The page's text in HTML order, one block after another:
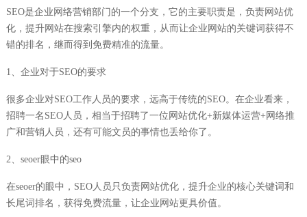
SEO是企业网络营销部门的一个分支，它的主要职责是，负责网站优
化，提升网站在搜索引擎内的权重，从而让企业网站的关键词获得不
错的排名，继而得到免费精准的流量。
1、企业对于SEO的要求
很多企业对SEO工作人员的要求，远高于传统的SEO。在企业看来，
招聘一名SEO人员，相当于招聘了一位网站优化+新媒体运营+网络推
广和营销人员，还有可能文员的事情也丢给你了。
2、seoer眼中的seo
在seoer的眼中，SEO人员只负责网站优化，提升企业的核心关键词和
长尾词排名，获得免费流量，让企业网站更具价值。